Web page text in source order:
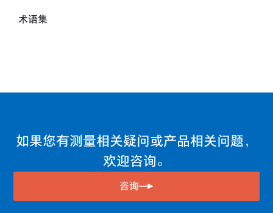
弯曲面粘贴的应变片电阻值变化
绝缘电阻的影响
传感器输出应变显示与电压显示的关系
遥感法的优点
载荷传感器在料斗与坦克集装箱内的设置方法
载荷传感器容量的计算方法
求相同型号名称的传感器平均值的连接法
术语集
如果您有测量相关疑问或产品相关问题，
欢迎咨询。
咨询